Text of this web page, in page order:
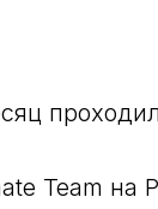
проходил
Team на